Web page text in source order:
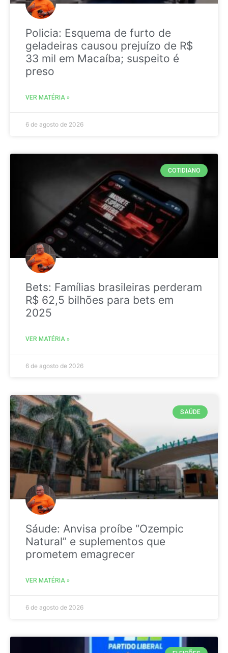
Policia: Esquema de furto de
geladeiras causou prejuízo de R$
33 mil em Macaíba; suspeito é
preso
VER MATÉRIA »
6 de agosto de 2026
COTIDIANO
Bets: Famílias brasileiras perderam
R$ 62,5 bilhões para bets em
2025
VER MATÉRIA »
6 de agosto de 2026
SAÚDE
Sáude: Anvisa proíbe “Ozempic
Natural” e suplementos que
prometem emagrecer
VER MATÉRIA »
6 de agosto de 2026